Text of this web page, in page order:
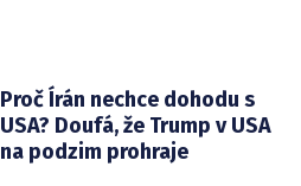
Proč Írán nechce dohodu s
USA? Doufá, že Trump v USA
na podzim prohraje